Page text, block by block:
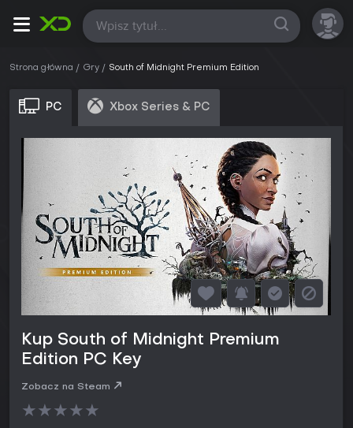
Wszystkie
Strona główna Gry South of Midnight Premium Edition
PC Xbox Series & PC
Kup South of Midnight Premium
Edition PC Key
Zobacz na Steam
★★★★★